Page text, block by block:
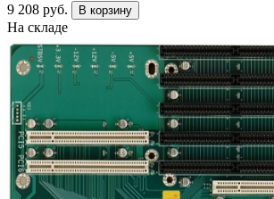
9 208 руб. В корзину
На складе